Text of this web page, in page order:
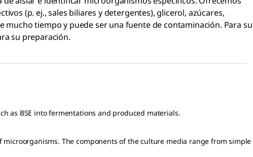
(p. ej., sales biliares y detergentes), glicerol, azúcares,
tiempo y puede ser una fuente de contaminación. Para su
su preparación.
as BSE into fermentations and produced materials.
The components of the culture media range from simple